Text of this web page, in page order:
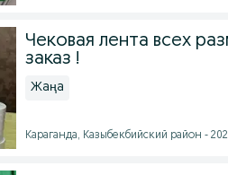
Чековая лента всех
заказ !
Жаңа
Караганда, Казыбекбийский район -